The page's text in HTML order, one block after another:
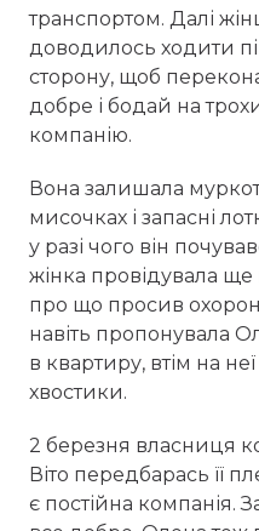
транспортом. Далі
доводилось ходити
сторону, щоб
добре і бодай на
компанію.
Вона залишала
мисочках і запасні
у разі чого він
жінка провідувала ще
про що просив
навіть пропонувала
в квартиру, втім на
хвостики.
2 березня власниця
Віто передбарась її
є постійна компанія.